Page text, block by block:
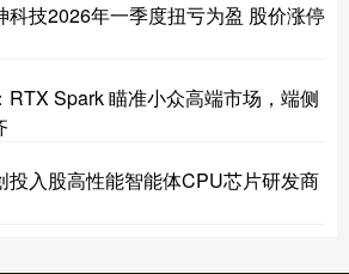
科技2026年一季度扭亏为盈 股价涨停
RTX Spark 瞄准小众高端市场，端侧
投入股高性能智能体CPU芯片研发商